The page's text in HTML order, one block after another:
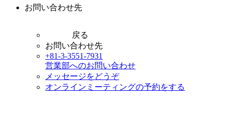
お問い合わせ先
戻る
お問い合わせ先
+81-3-3551-7931
営業部へのお問い合わせ
メッセージをどうぞ
オンラインミーティングの予約をする